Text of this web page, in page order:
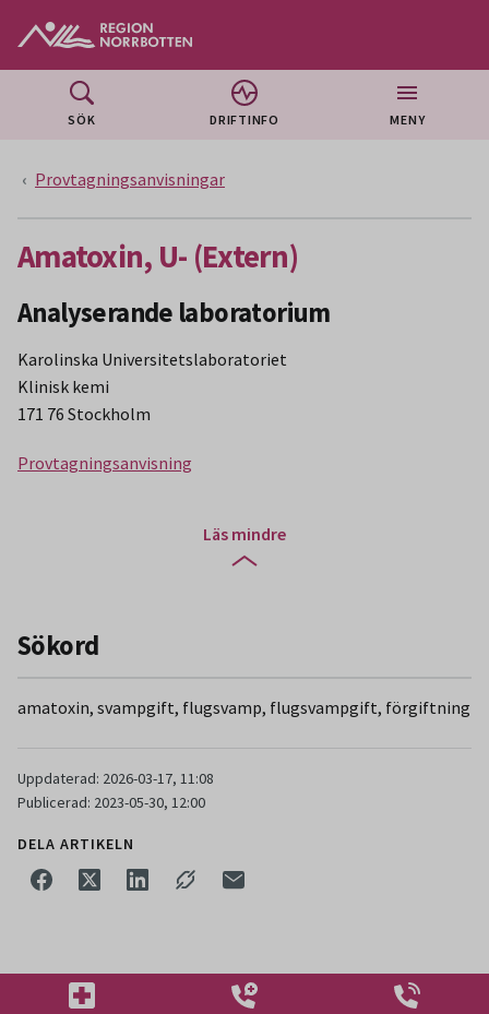
SÖK DRIFTINFO MENY
Provtagningsanvisningar
Amatoxin, U- (Extern)
Analyserande laboratorium
Karolinska Universitetslaboratoriet
Klinisk kemi
171 76 Stockholm
Provtagningsanvisning
Läs mindre
Sökord
amatoxin, svampgift, flugsvamp, flugsvampgift, förgiftning
Uppdaterad: 2026-03-17, 11:08
Publicerad: 2023-05-30, 12:00
DELA ARTIKELN